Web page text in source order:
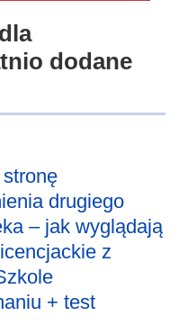
dodane
drugiego
– jak wyglądają
z
+ test